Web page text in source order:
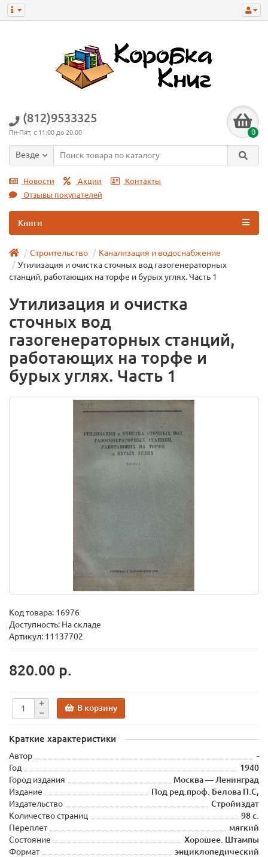
(812)9533325
Пн-Пят, с 11:00 до 20:00 0
Везде
Новости Акции
Контакты
Отзывы покупателей
Книги
Строительство
Канализация и водоснабжение
Утилизация и очистка сточных вод газогенераторных
станций, работающих на торфе и бурых углях. Часть 1
Утилизация и очистка
сточных вод
газогенераторных станций,
работающих на торфе и
бурых углях. Часть 1
Код товара: 16976
Доступность: На складе
Артикул: 11137702
820.00 р.
В корзину
Краткие характеристики
Автор
-
Год
1940
Город издания
Москва — Ленинград
Издание
Под ред.проф. Белова П.С,
Издательство
Стройиздат
Количество страниц
98 с.
Переплет
мягкий
Состояние
Хорошее. Штампы
Формат
энциклопедический